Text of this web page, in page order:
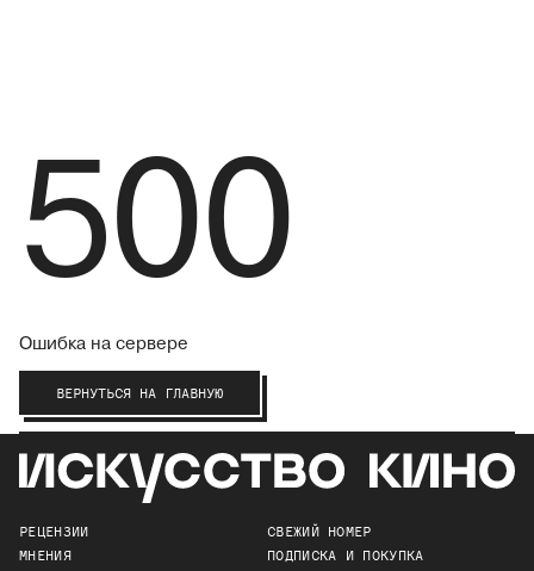
500
Ошибка на сервере
ВЕРНУТЬСЯ НА ГЛАВНУЮ
РЕЦЕНЗИИ
МНЕНИЯ
СВЕЖИЙ НОМЕР
ПОДПИСКА И ПОКУПКА